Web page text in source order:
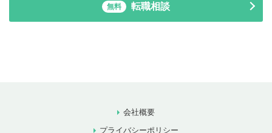
無料 転職相談
会社概要
プライバシーポリシー